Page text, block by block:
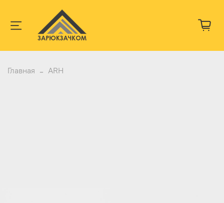
Главная ARH